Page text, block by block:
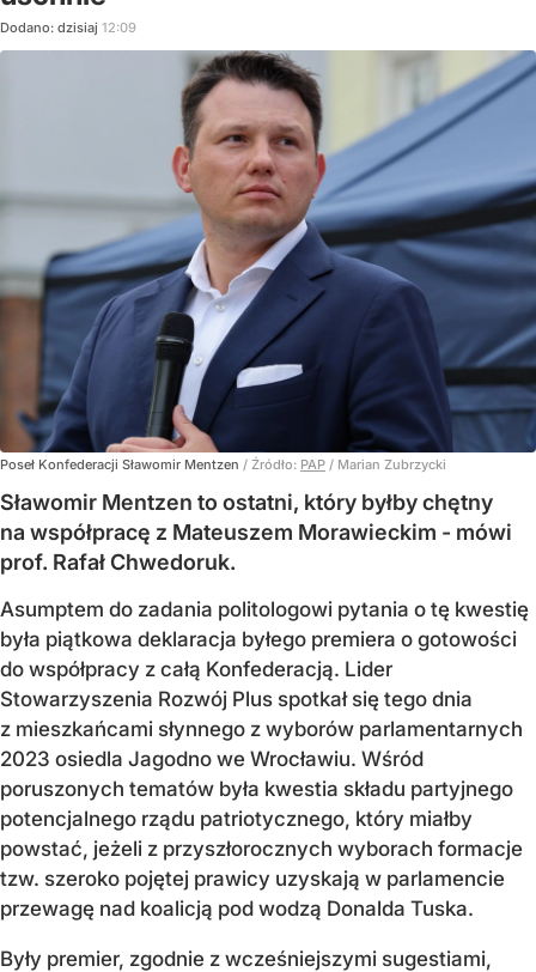
Dodano: dzisiaj 12:09
Poseł Konfederacji Sławomir Mentzen / Źródło: PAP / Marian Zubrzycki
Sławomir Mentzen to ostatni, który byłby chętny
na współpracę z Mateuszem Morawieckim - mówi
prof. Rafał Chwedoruk.
Asumptem do zadania politologowi pytania o tę kwestię
była piątkowa deklaracja byłego premiera o gotowości
do współpracy z całą Konfederacją. Lider
Stowarzyszenia Rozwój Plus spotkał się tego dnia
z mieszkańcami słynnego z wyborów parlamentarnych
2023 osiedla Jagodno we Wrocławiu. Wśród
poruszonych tematów była kwestia składu partyjnego
potencjalnego rządu patriotycznego, który miałby
powstać, jeżeli z przyszłorocznych wyborach formacje
tzw. szeroko pojętej prawicy uzyskają w parlamencie
przewagę nad koalicją pod wodzą Donalda Tuska.
Były premier, zgodnie z wcześniejszymi sugestiami,